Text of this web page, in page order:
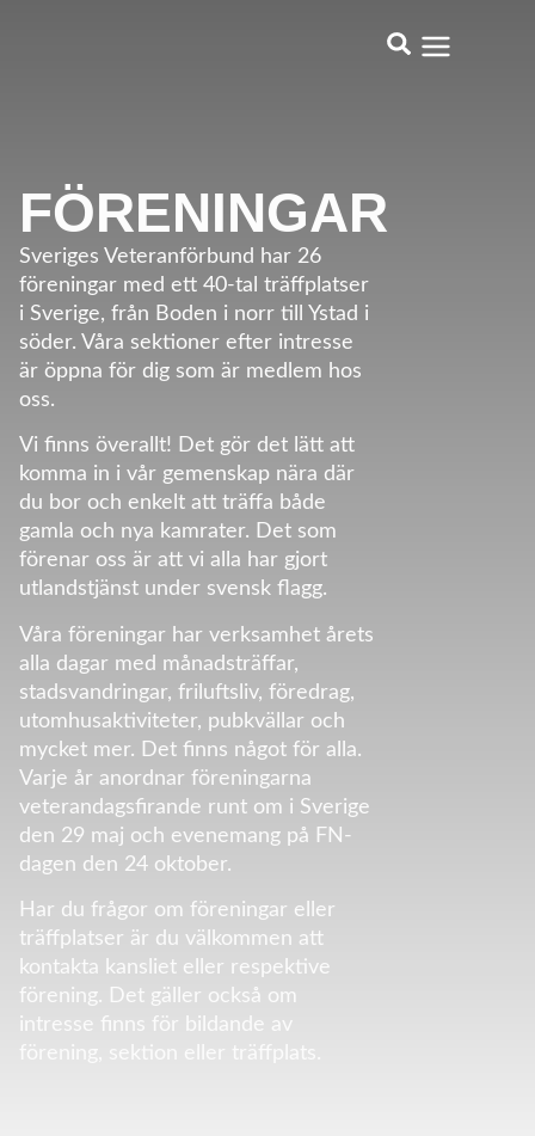
FÖRENINGAR
Sveriges Veteranförbund har 26
föreningar med ett 40-tal träffplatser
i Sverige, från Boden i norr till Ystad i
söder. Våra sektioner efter intresse
är öppna för dig som är medlem hos
oss.
Vi finns överallt! Det gör det lätt att
komma in i vår gemenskap nära där
du bor och enkelt att träffa både
gamla och nya kamrater. Det som
förenar oss är att vi alla har gjort
utlandstjänst under svensk flagg.
Våra föreningar har verksamhet årets
alla dagar med månadsträffar,
stadsvandringar, friluftsliv, föredrag,
utomhusaktiviteter, pubkvällar och
mycket mer. Det finns något för alla.
Varje år anordnar föreningarna
veterandagsfirande runt om i Sverige
den 29 maj och evenemang på FN-
dagen den 24 oktober.
Har du frågor om föreningar eller
träffplatser är du välkommen att
kontakta kansliet eller respektive
förening. Det gäller också om
intresse finns för bildande av
förening, sektion eller träffplats.